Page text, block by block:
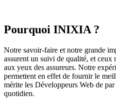
Pourquoi INIXIA ?
Notre savoir-faire et notre grande
assurent un suivi de qualité, et ceux
aux yeux des assureurs. Notre
permettent en effet de fournir le
mérite les Développeurs Web de
quotidien.